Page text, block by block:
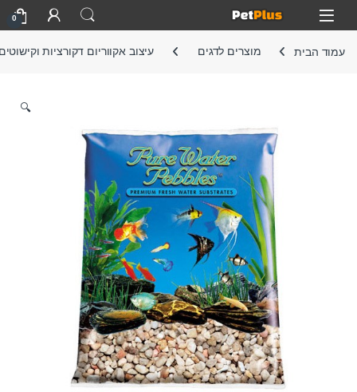
Skip to navigation
Skip to content
Open
0
עמוד הבית מוצרים לדגים עיצוב אקווריום דקורציות
🔍